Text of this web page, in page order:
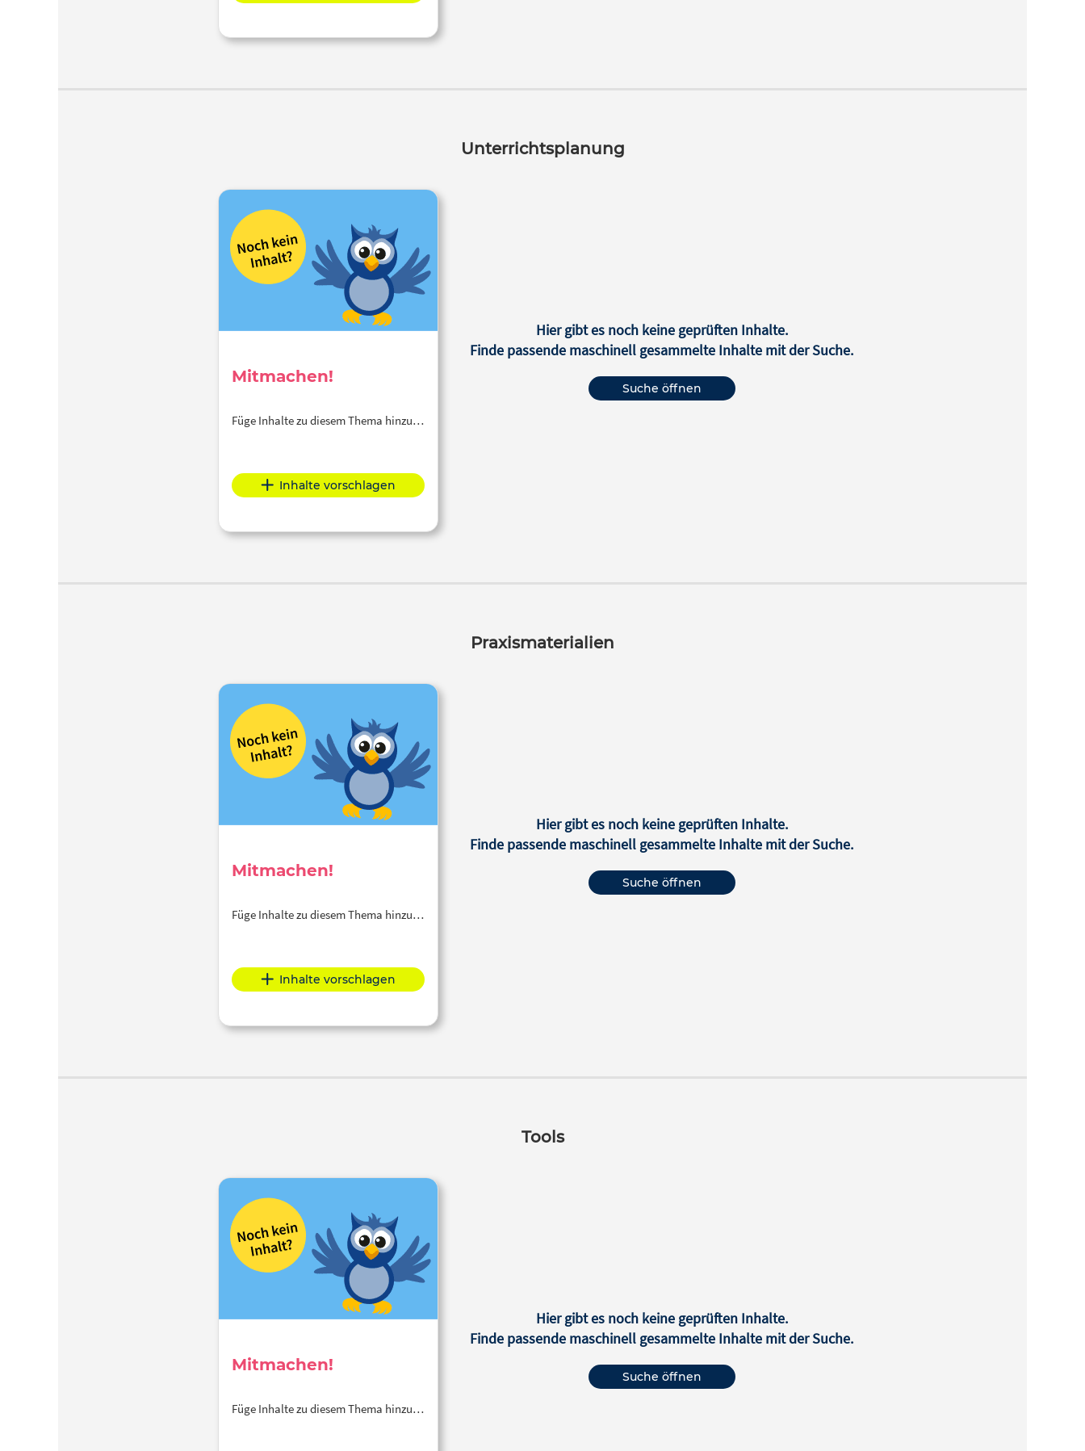
Unterrichtsplanung
Mitmachen!
Füge Inhalte zu diesem Thema hinzu…
Inhalte vorschlagen
Hier gibt es noch keine geprüften Inhalte.
Finde passende maschinell gesammelte Inhalte mit der Suche.
Suche öffnen
Praxismaterialien
Mitmachen!
Füge Inhalte zu diesem Thema hinzu…
Inhalte vorschlagen
Hier gibt es noch keine geprüften Inhalte.
Finde passende maschinell gesammelte Inhalte mit der Suche.
Suche öffnen
Tools
Mitmachen!
Füge Inhalte zu diesem Thema hinzu…
Hier gibt es noch keine geprüften Inhalte.
Finde passende maschinell gesammelte Inhalte mit der Suche.
Suche öffnen